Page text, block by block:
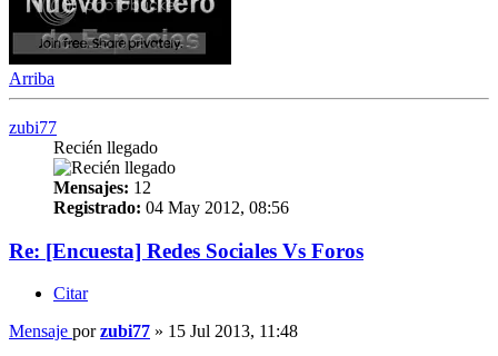
Arriba
zubi77
Recién llegado
Mensajes: 12
Registrado: 04 May 2012, 08:56
Re: [Encuesta] Redes Sociales Vs Foros
Citar
Mensaje porzubi77 » 15 Jul 2013, 11:48